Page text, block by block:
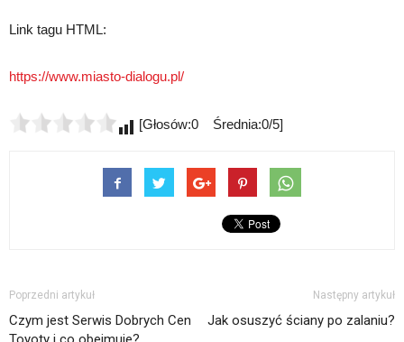
Link tagu HTML:
https://www.miasto-dialogu.pl/
[Głosów:0 Średnia:0/5]
Poprzedni artykuł
Czym jest Serwis Dobrych Cen
Następny artykuł
Jak osuszyć ściany po zalaniu?